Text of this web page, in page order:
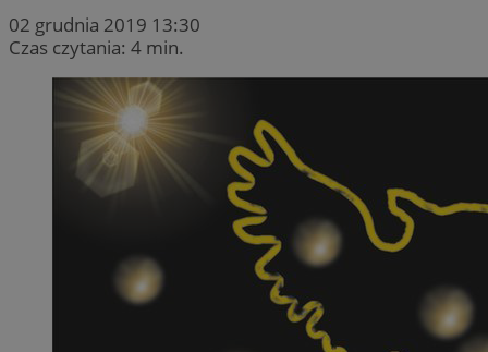
02 grudnia 2019 13:30
Czas czytania: 4 min.